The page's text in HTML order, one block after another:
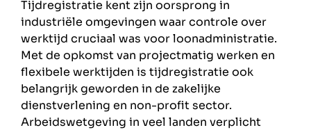
Tijdregistratie kent zijn oorsprong in
industriële omgevingen waar controle over
werktijd cruciaal was voor loonadministratie.
Met de opkomst van projectmatig werken en
flexibele werktijden is tijdregistratie ook
belangrijk geworden in de zakelijke
dienstverlening en non-profit sector.
Arbeidswetgeving in veel landen verplicht